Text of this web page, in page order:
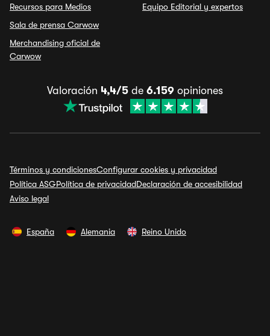
Recursos para Medios
Sala de prensa Carwow
Merchandising oficial de
Carwow
Equipo Editorial y expertos
Valoración 4,4/5 de 6.159 opiniones
Términos y condicionesConfigurar cookies y privacidad
Política ASGPolítica de privacidadDeclaración de accesibilidad
Aviso legal
España Alemania Reino Unido